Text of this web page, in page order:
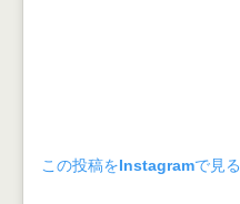
この投稿をInstagramで見る